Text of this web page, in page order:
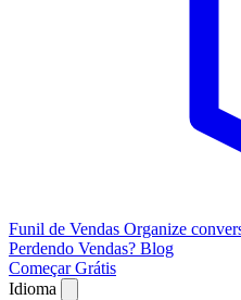
Funil de Vendas Organize
Perdendo Vendas? Blog
Começar Grátis
Idioma